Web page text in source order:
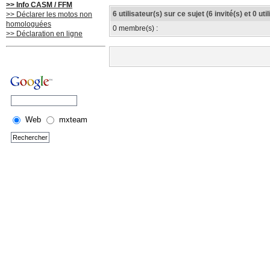
>> Info CASM / FFM
>> Déclarer les motos non
homologuées
>> Déclaration en ligne
Web mxteam
6 utilisateur(s) sur ce sujet (6 invité(s) et 0
0 membre(s) :